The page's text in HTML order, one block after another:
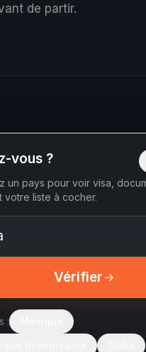
de partir.
vous ?
un pays pour voir visa,
votre liste à cocher.
Vérifier
: